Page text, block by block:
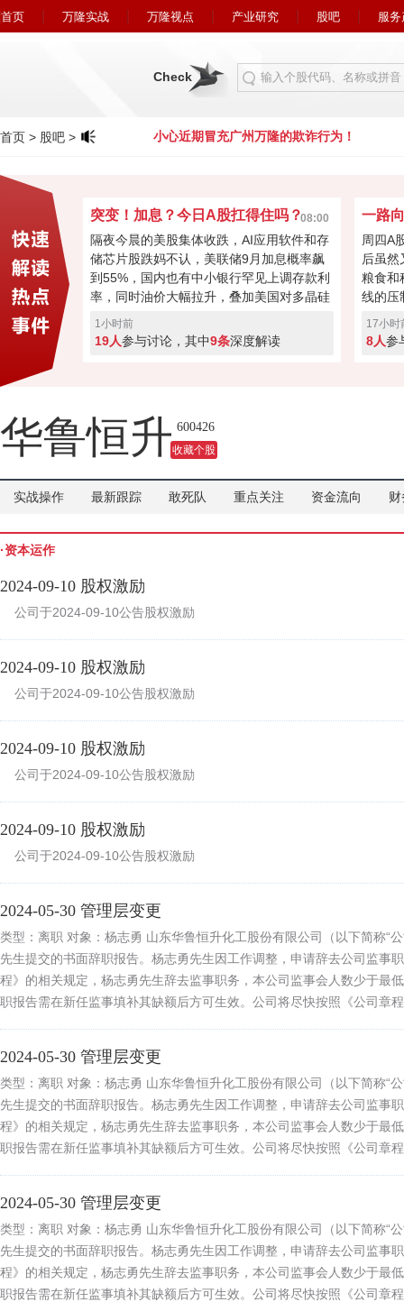
首页 万隆实战 万隆视点 产业研究 股吧 服
Check
首页 > 股吧 >
的欺诈行为！ 小心近期冒充广州万隆的欺诈行为！
突变！加息？今日A股扛得住吗？08:00
隔夜今晨的美股集体收跌，AI应用软件和存
储芯片股跌妈不认，美联储9月加息概率飙
到55%，国内也有中小银行罕见上调存款利
率，同时油价大幅拉升，叠加美国对多晶硅
及其衍生产品加征关税。 A股这边韧性拉
满，科创连涨3天，沪指重回3900关口，外
1小时前
19人参与讨论，其中9条深度解读
周四A
后虽然
粮食和
线的压
利盘
17小时
8人参
华鲁恒升 600426
收藏个股
实战操作 最新跟踪 敢死队 重点关注 资金流向
·资本运作
2024-09-10 股权激励
公司于2024-09-10公告股权激励
2024-09-10 股权激励
公司于2024-09-10公告股权激励
2024-09-10 股权激励
公司于2024-09-10公告股权激励
2024-09-10 股权激励
公司于2024-09-10公告股权激励
2024-05-30 管理层变更
类型：离职 对象：杨志勇 山东华鲁恒升化工股份有限公司（以下简称“
先生提交的书面辞职报告。杨志勇先生因工作调整，申请辞去公司监事
程》的相关规定，杨志勇先生辞去监事职务，本公司监事会人数少于最
职报告需在新任监事填补其缺额后方可生效。公司将尽快按照《公司章
2024-05-30 管理层变更
类型：离职 对象：杨志勇 山东华鲁恒升化工股份有限公司（以下简称“
先生提交的书面辞职报告。杨志勇先生因工作调整，申请辞去公司监事
程》的相关规定，杨志勇先生辞去监事职务，本公司监事会人数少于最
职报告需在新任监事填补其缺额后方可生效。公司将尽快按照《公司章
2024-05-30 管理层变更
类型：离职 对象：杨志勇 山东华鲁恒升化工股份有限公司（以下简称“
先生提交的书面辞职报告。杨志勇先生因工作调整，申请辞去公司监事
程》的相关规定，杨志勇先生辞去监事职务，本公司监事会人数少于最
职报告需在新任监事填补其缺额后方可生效。公司将尽快按照《公司章